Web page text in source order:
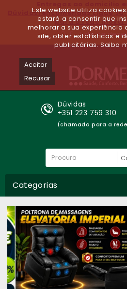
Dúvidas/encomendas Ligue
para a rede
Lista de
Dúvidas
+351 223 759 310
(chamada para a
Categorias
Este website utiliza
estará a consentir que
melhorar a sua experiência
site, obter estatísticas e
publicitárias. Saiba
Aceitar
Recusar